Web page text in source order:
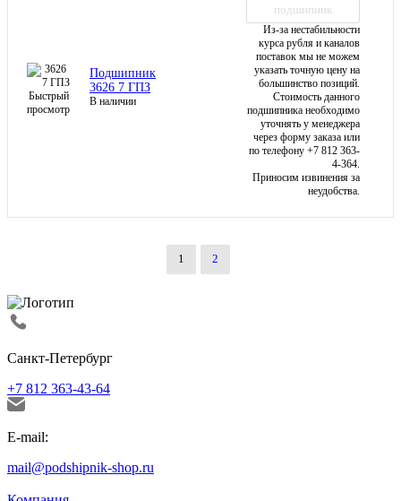
Быстрый
просмотр
Подшипник
3626 7 ГПЗ
В наличии
подшипник
Из-за нестабильности
курса рубля и каналов
поставок мы не можем
указать точную цену на
большинство позиций.
Стоимость данного
подшипника необходимо
уточнять у менеджера
через форму заказа или
по телефону +7 812 363-
4-364.
Приносим извинения за
неудобства.
1 2
Санкт-Петербург
+7 812 363-43-64
E-mail:
mail@podshipnik-shop.ru